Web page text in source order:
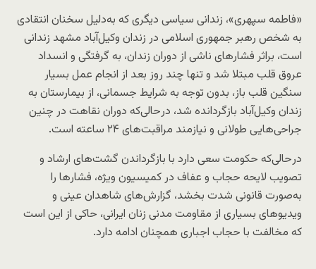
«فاطمه سپهری»، زندانی سیاسی دیگری که به‌دلیل سخنان انتقادی‌
به شخص رهبر جمهوری اسلامی در زندان وکیل‌آباد مشهد زندانی
است، براثر فشارهای ناشی از دوران زندان، به گرفتگی و انسداد
عروق قلب مبتلا شد و تنها چند روز بعد از انجام عمل بسیار
سنگین قلب باز، بدون توجه به شرایط جسمانی، از بیمارستان به
زندان وکیل‌آباد بازگردانده شد، در‌حالی‌که دوران نقاهت در چنین
جراحی‌هایی طولانی و نیازمند مراقبت‌های ۲۴ ساعته است.
در‌حالی‌که حکومت سعی دارد با بازگرداندن گشت‌های ارشاد و
تصویب لایحه حجاب و عفاف در کمیسیون ویژه، فشارها را
به‌صورت قانونی شدت بخشد، گزارش‌های شاهدان عینی و
ویدیوهای بسیاری از مقاومت مدنی زنان ایرانی، حاکی از این است
که مخالفت با حجاب اجباری همچنان ادامه دارد.